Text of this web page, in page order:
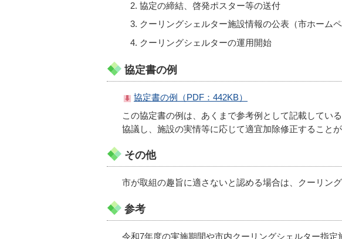
協定の締結、啓発ポスター等の送付
クーリングシェルター施設情報の公表（市ホームペ
クーリングシェルターの運用開始
協定書の例
協定書の例（PDF：442KB）
この協定書の例は、あくまで参考例として記載してい
協議し、施設の実情等に応じて適宜加除修正することが
その他
市が取組の趣旨に適さないと認める場合は、クーリン
参考
令和7年度の実施期間や市内クーリングシェルター指